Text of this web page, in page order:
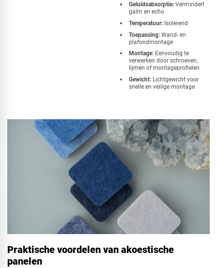
Geluidsabsorptie: Vermindert
galm en echo
Temperatuur: Isolerend
Toepassing: Wand- en
plafondmontage
Montage: Eenvoudig te
verwerken door schroeven,
lijmen of montageprofielen
Gewicht: Lichtgewicht voor
snelle en veilige montage
Praktische voordelen van akoestische
panelen